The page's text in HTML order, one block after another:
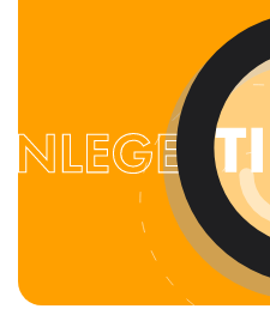
HENVISNINGER
KURSKALENDER
STILLINGER
KJØP & SALG
ANNONSERING
FOR FORFATTERE